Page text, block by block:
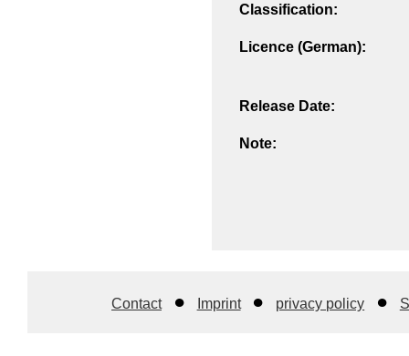
Classification:
Licence (German):
Release Date:
Note:
Contact Imprint privacy policy